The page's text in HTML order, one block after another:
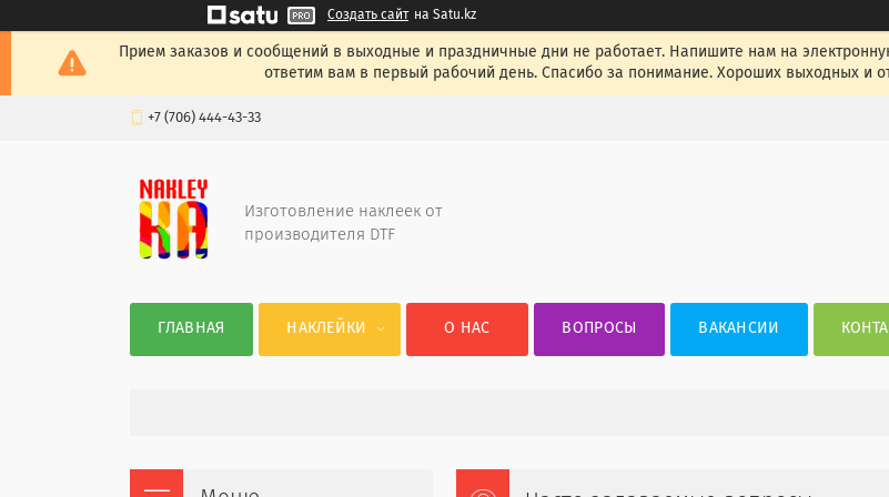
Создать сайт на Satu.kz
Прием заказов и сообщений в выходные и праздничные дни не работает. Напишите нам на
ответим вам в первый рабочий день. Спасибо за понимание. Хороших выходных и
+7 (706) 444-43-33
Изготовление наклеек от
производителя DTF
ГЛАВНАЯ НАКЛЕЙКИ О НАС ВОПРОСЫ ВАКАНСИИ